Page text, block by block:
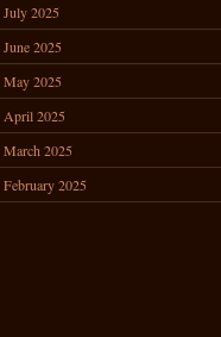
July 2025
June 2025
May 2025
April 2025
March 2025
February 2025